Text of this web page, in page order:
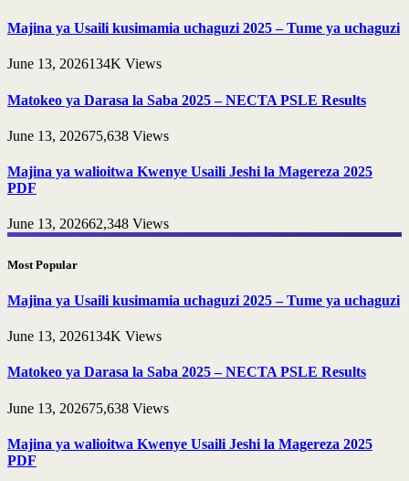
Majina ya Usaili kusimamia uchaguzi 2025 – Tume ya uchaguzi
June 13, 2026134K Views
Matokeo ya Darasa la Saba 2025 – NECTA PSLE Results
June 13, 202675,638 Views
Majina ya walioitwa Kwenye Usaili Jeshi la Magereza 2025
PDF
June 13, 202662,348 Views
Most Popular
Majina ya Usaili kusimamia uchaguzi 2025 – Tume ya uchaguzi
June 13, 2026134K Views
Matokeo ya Darasa la Saba 2025 – NECTA PSLE Results
June 13, 202675,638 Views
Majina ya walioitwa Kwenye Usaili Jeshi la Magereza 2025
PDF